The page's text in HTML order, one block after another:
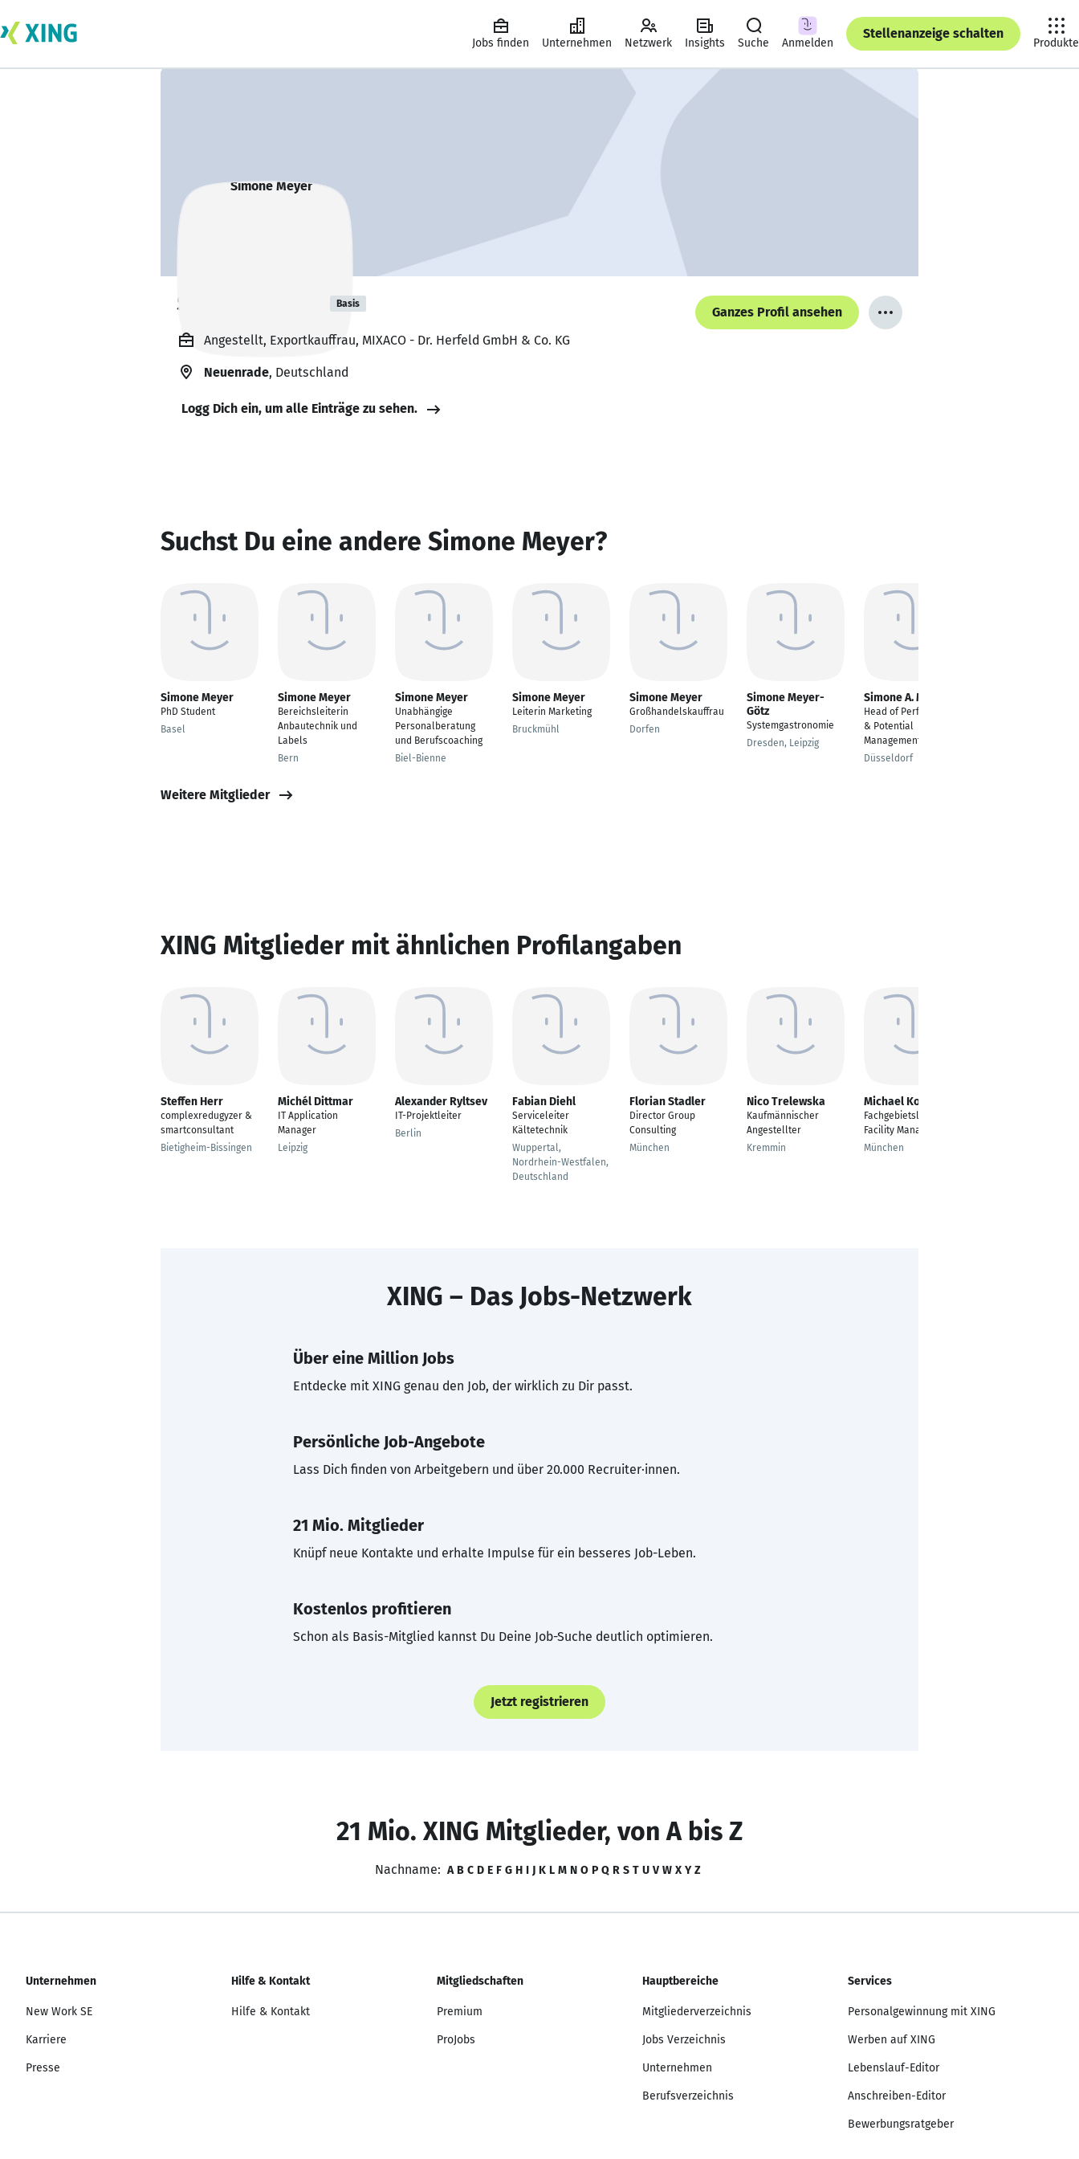
Jobs finden Unternehmen Netzwerk Insights Suche Anmelden
Stellenanzeige schalten
Produkte
Simone Meyer Basis
Ganzes Profil ansehen
Angestellt, Exportkauffrau, MIXACO - Dr. Herfeld GmbH & Co. KG
Neuenrade, Deutschland
Logg Dich ein, um alle Einträge zu sehen.
Suchst Du eine andere Simone Meyer?
Simone Meyer
PhD Student
Basel
Simone Meyer
Bereichsleiterin
Anbautechnik und
Labels
Bern
Simone Meyer
Unabhängige
Personalberatung
und Berufscoaching
Biel-Bienne
Simone Meyer
Leiterin Marketing
Bruckmühl
Simone Meyer
Großhandelskauffrau
Dorfen
Simone Meyer-
Götz
Systemgastronomie
Dresden, Leipzig
Simone A. Meyer
Head of Performance
& Potential
Management
Düsseldorf
Weitere Mitglieder
XING Mitglieder mit ähnlichen Profilangaben
Steffen Herr
complexredugyzer &
smartconsultant
Bietigheim-Bissingen
Michél Dittmar
IT Application
Manager
Leipzig
Alexander Ryltsev
IT-Projektleiter
Berlin
Fabian Diehl
Serviceleiter
Kältetechnik
Wuppertal,
Nordrhein-Westfalen,
Deutschland
Florian Stadler
Director Group
Consulting
München
Nico Trelewska
Kaufmännischer
Angestellter
Kremmin
Michael Koch
Fachgebietsleiter
Facility Management
München
XING – Das Jobs-Netzwerk
Über eine Million Jobs
Entdecke mit XING genau den Job, der wirklich zu Dir passt.
Persönliche Job-Angebote
Lass Dich finden von Arbeitgebern und über 20.000 Recruiter·innen.
21 Mio. Mitglieder
Knüpf neue Kontakte und erhalte Impulse für ein besseres Job-Leben.
Kostenlos profitieren
Schon als Basis-Mitglied kannst Du Deine Job-Suche deutlich optimieren.
Jetzt registrieren
21 Mio. XING Mitglieder, von A bis Z
Nachname: A B C D E F G H I J K L M N O P Q R S T U V W X Y Z
Unternehmen
New Work SE
Karriere
Presse
Hilfe & Kontakt
Hilfe & Kontakt
Mitgliedschaften
Premium
ProJobs
Hauptbereiche
Mitgliederverzeichnis
Jobs Verzeichnis
Unternehmen
Berufsverzeichnis
Services
Personalgewinnung mit XING
Werben auf XING
Lebenslauf-Editor
Anschreiben-Editor
Bewerbungsratgeber